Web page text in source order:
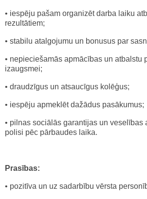
• iespēju pašam organizēt darba laiku
rezultātiem;
• stabilu atalgojumu un bonusus par
• nepieciešamās apmācības un atbalstu
izaugsmei;
• draudzīgus un atsaucīgus kolēģus;
• iespēju apmeklēt dažādus pasākumus;
• pilnas sociālās garantijas un veselības
polisi pēc pārbaudes laika.
Prasības:
• pozitīva un uz sadarbību vērsta